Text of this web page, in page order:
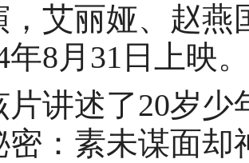
，艾丽娅、赵燕
年8月31日上映
述了20岁少
密：素未谋面